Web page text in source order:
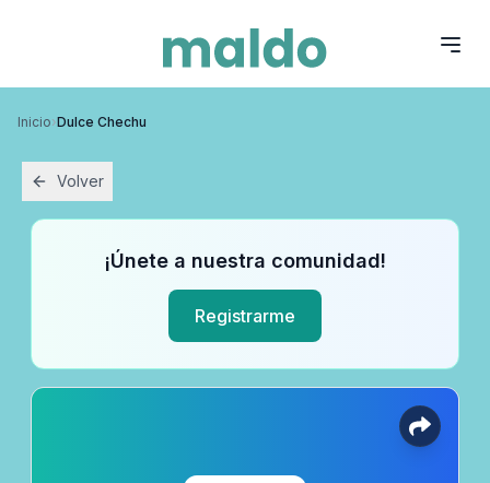
Inicio›Dulce Chechu
Volver
¡Únete a nuestra comunidad!
Registrarme